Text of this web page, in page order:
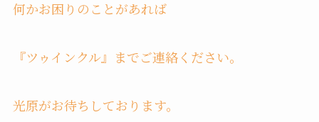
何かお困りのことがあれば
『ツゥインクル』までご連絡ください。
光原がお待ちしております。